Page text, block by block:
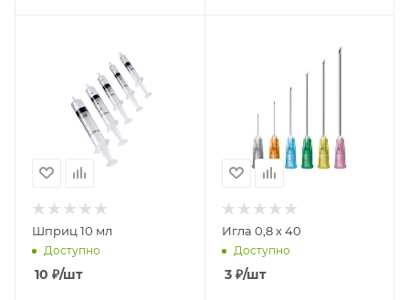
Шприц 10 мл
Доступно
10 ₽/шт
Игла 0,8 х 40
Доступно
3₽/шт